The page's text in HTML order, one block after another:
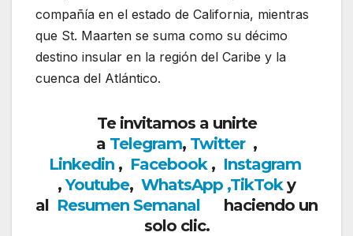
compañía en el estado de California, mientras
que St. Maarten se suma como su décimo
destino insular en la región del Caribe y la
cuenca del Atlántico.
Te invitamos a unirte
a Telegram, Twitter ,
Linkedin, Facebook, Instagram
,Youtube, WhatsApp ,TikToky
al Resumen Semanal haciendo un
solo clic.